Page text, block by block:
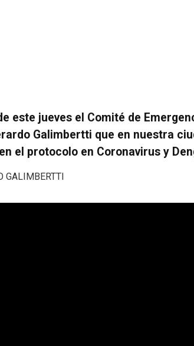
este jueves el Comité de
Galimbertti que en nuestra
el protocolo en Coronavirus y
GALIMBERTTI